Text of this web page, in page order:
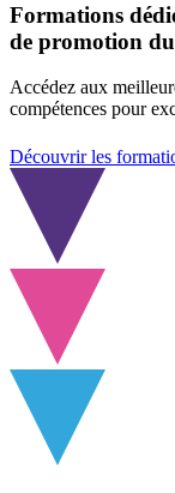
Formations
de promotion
Accédez aux
compétences pour
Découvrir les